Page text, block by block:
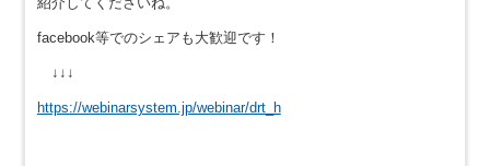
facebook等でのシェアも大歓迎です！
↓↓↓
https://webinarsystem.jp/webinar/drt_h